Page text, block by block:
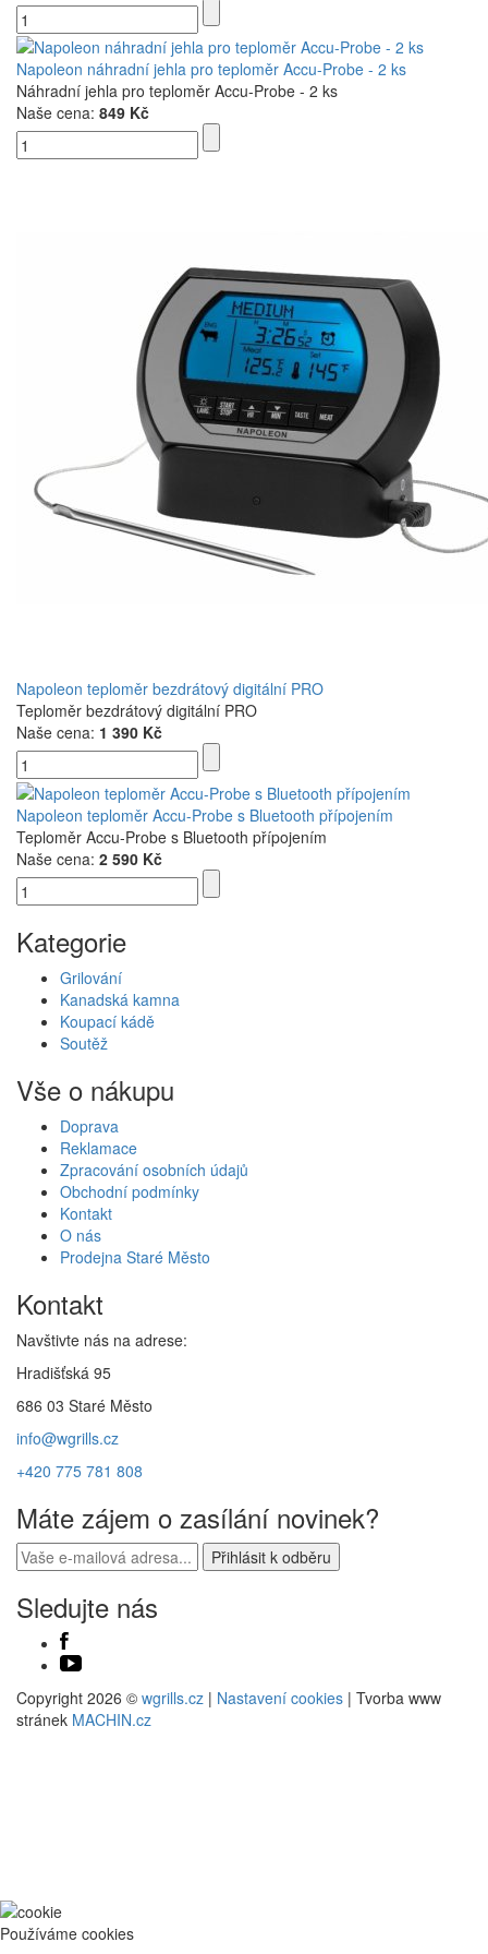
Napoleon náhradní jehla pro teploměr Accu-Probe - 2 ks
Náhradní jehla pro teploměr Accu-Probe - 2 ks
Naše cena: 849 Kč
Napoleon teploměr bezdrátový digitální PRO
Teploměr bezdrátový digitální PRO
Naše cena: 1 390 Kč
Napoleon teploměr Accu-Probe s Bluetooth přípojením
Teploměr Accu-Probe s Bluetooth přípojením
Naše cena: 2 590 Kč
Kategorie
Grilování
Kanadská kamna
Koupací kádě
Soutěž
Vše o nákupu
Doprava
Reklamace
Zpracování osobních údajů
Obchodní podmínky
Kontakt
O nás
Prodejna Staré Město
Kontakt
Navštivte nás na adrese:
Hradišťská 95
686 03 Staré Město
info@wgrills.cz
+420 775 781 808
Máte zájem o zasílání novinek?
Sledujte nás
Copyright 2026 © wgrills.cz | Nastavení cookies | Tvorba www
stránek MACHIN.cz
Používáme cookies